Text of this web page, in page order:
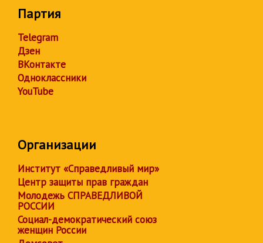
Партия
Telegram
Дзен
ВКонтакте
Одноклассники
YouTube
Организации
Институт «Справедливый мир»
Центр защиты прав граждан
Молодежь СПРАВЕДЛИВОЙ
РОССИИ
Социал-демократический союз
женщин России